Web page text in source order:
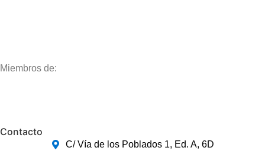
Miembros de:
Contacto
C/ Vía de los Poblados 1, Ed. A, 6D